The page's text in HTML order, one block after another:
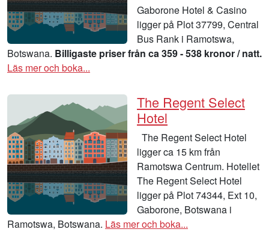
Gaborone Hotel & Casino
ligger på Plot 37799, Central
Bus Rank i Ramotswa,
Botswana. Billigaste priser från ca 359 - 538 kronor / natt.
Läs mer och boka...
The Regent Select
Hotel
The Regent Select Hotel
ligger ca 15 km från
Ramotswa Centrum. Hotellet
The Regent Select Hotel
ligger på Plot 74344, Ext 10,
Gaborone, Botswana i
Ramotswa, Botswana. Läs mer och boka...